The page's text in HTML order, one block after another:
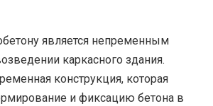
является непременным
каркасного здания.
конструкция, которая
и фиксацию бетона в